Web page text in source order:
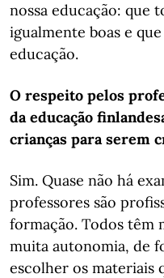
nossa educação: que
igualmente boas e
educação.
O respeito pelos
da educação
crianças para serem
Sim. Quase não há
professores são
formação. Todos têm
muita autonomia, de
escolher os materiais